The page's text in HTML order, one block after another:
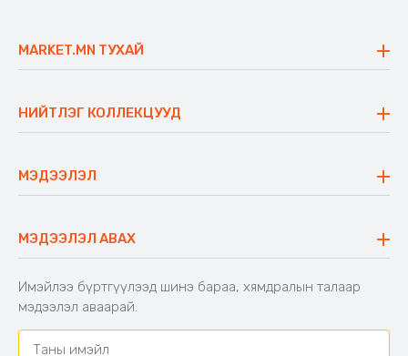
MARKET.MN ТУХАЙ
Үнэт зүйлс
Ажлын байр
Блог
НИЙТЛЭГ КОЛЛЕКЦУУД
Сүүдрэвч
Аяны ширээ
Аяны түшлэгтэй сандал
МЭДЭЭЛЭЛ
Буцаалтын журам
Захиалга шалгах
Хамтран ажиллах
Холбоо барих
МЭДЭЭЛЭЛ АВАХ
Имэйлээ бүртгүүлээд шинэ бараа, хямдралын талаар
мэдээлэл аваарай.